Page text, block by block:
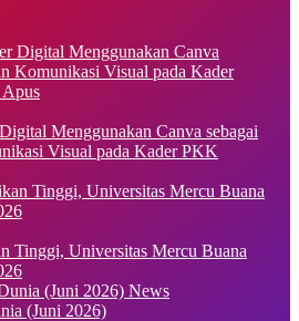
Menggunakan Canva sebagai
Visual pada Kader PKK
Tinggi, Universitas Mercu Buana
News
(Juni 2026)